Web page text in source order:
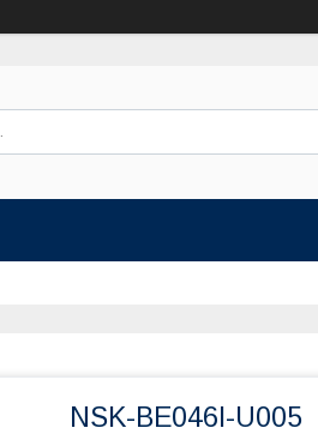
NSK-BE046I-U005